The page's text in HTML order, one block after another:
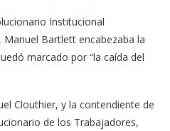
Institucional
Bartlett encabezaba la
marcado por “la caída del
Clouthier, y la contendiente de
de los Trabajadores,